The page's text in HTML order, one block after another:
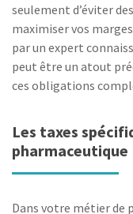
seulement d’éviter
maximiser vos
par un expert
peut être un atout
ces obligations
Les taxes
pharmaceutique
Dans votre métier de